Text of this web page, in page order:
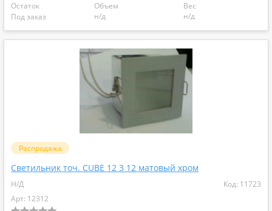
Остаток
Под заказ
Объем
н/д
Вес
н/д
Распродажа
Светильник точ. CUBE 12 3 12 матовый хром
Н/Д
Код: 11723
Арт: 12312